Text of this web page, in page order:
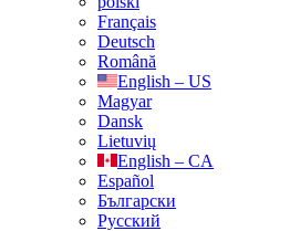
Français
Deutsch
Română
English – US
Magyar
Dansk
Lietuvių
English – CA
Español
Български
Русский